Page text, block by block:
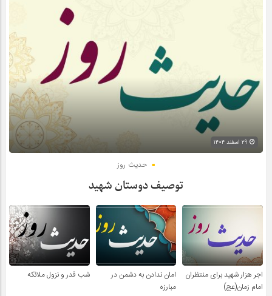
حدیث روز
توصیف دوستان شهید
اجر هزار شهید برای منتظران
امام زمان(عج)
امان ندادن به دشمن در
مبارزه
شب قدر و نزول ملائکه